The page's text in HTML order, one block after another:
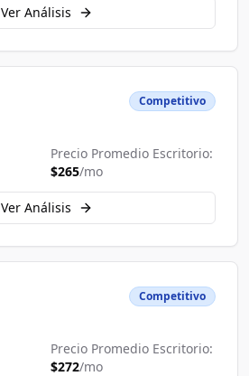
Ver Análisis
Competitivo
Precio Promedio Escritorio:
$265/mo
Ver Análisis
Competitivo
Precio Promedio Escritorio:
$272/mo